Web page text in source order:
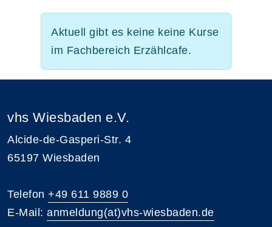
Aktuell gibt es keine keine Kurse
im Fachbereich Erzählcafe.
vhs Wiesbaden e.V.
Alcide-de-Gasperi-Str. 4
65197 Wiesbaden
Telefon +49 611 9889 0
E-Mail: anmeldung(at)vhs-wiesbaden.de